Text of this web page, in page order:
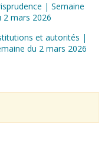
| Semaine
2 mars 2026
et autorités |
du 2 mars 2026